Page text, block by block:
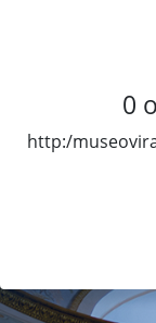
0
http:/